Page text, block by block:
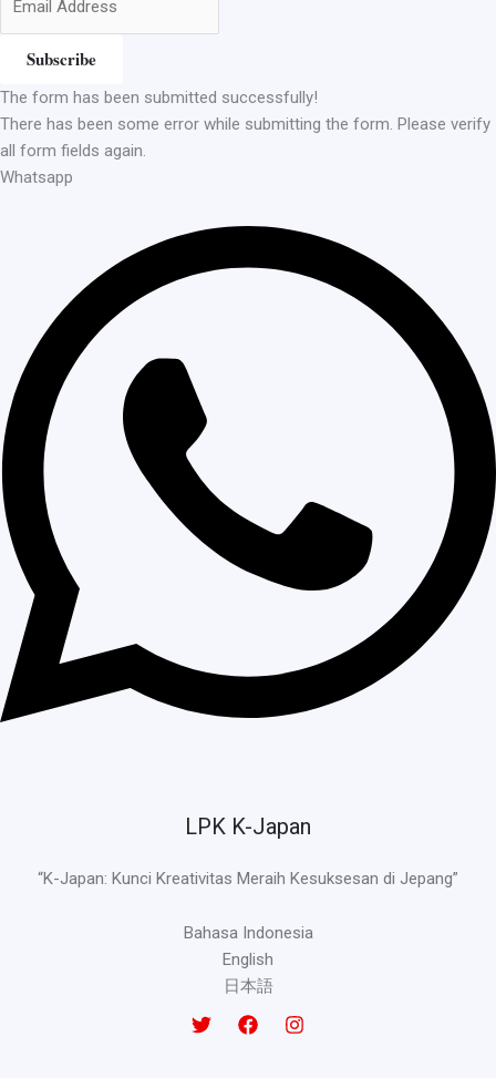
Subscribe
The form has been submitted successfully!
There has been some error while submitting the form. Please verify
all form fields again.
Whatsapp
LPK K-Japan
“K-Japan: Kunci Kreativitas Meraih Kesuksesan di Jepang”
Bahasa Indonesia
English
日本語